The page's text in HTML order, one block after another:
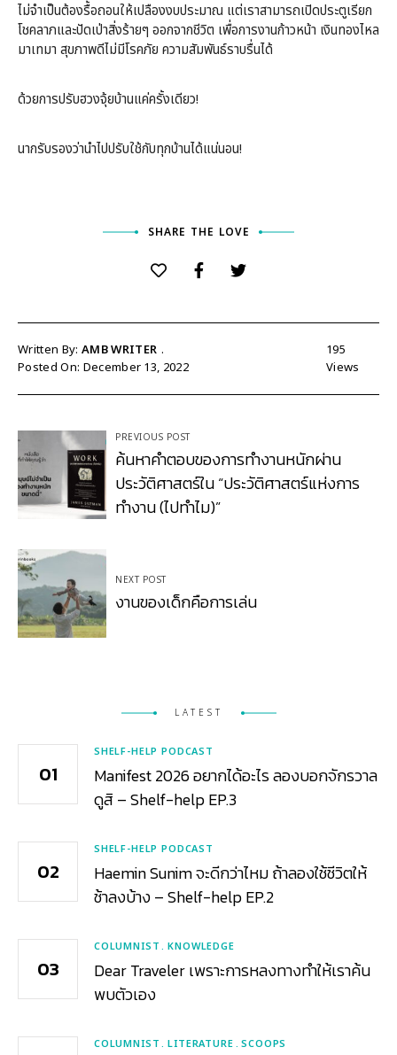
ไม่จำเป็นต้องรื้อถอนให้เปลืองงบประมาณ แต่เราสามารถเปิดประตูเรียก
โชคลาภและปัดเป่าสิ่งร้ายๆ ออกจากชีวิต เพื่อการงานก้าวหน้า เงินทองไหล
มาเทมา สุขภาพดีไม่มีโรคภัย ความสัมพันธ์ราบรื่นได้
ด้วยการปรับฮวงจุ้ยบ้านแค่ครั้งเดียว!
นากรับรองว่านำไปปรับใช้กับทุกบ้านได้แน่นอน!
SHARE THE LOVE
Written By: AMB WRITER
Posted On: December 13, 2022
195
Views
Post
navigation
PREVIOUS POST
ค้นหาคำตอบของการทำงานหนักผ่าน
ประวัติศาสตร์ใน “ประวัติศาสตร์แห่งการ
ทำงาน (ไปทำไม)”
NEXT POST
งานของเด็กคือการเล่น
LATEST
SHELF-HELP PODCAST
Manifest 2026 อยากได้อะไร ลองบอกจักรวาล
ดูสิ – Shelf-help EP.3
SHELF-HELP PODCAST
Haemin Sunim จะดีกว่าไหม ถ้าลองใช้ชีวิตให้
ช้าลงบ้าง – Shelf-help EP.2
COLUMNIST KNOWLEDGE
Dear Traveler เพราะการหลงทางทำให้เราค้น
พบตัวเอง
COLUMNIST LITERATURE SCOOPS